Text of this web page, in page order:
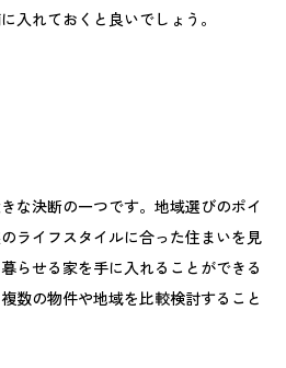
入れておくと良いでしょう。
な決断の一つです。地域選びのポイ
ライフスタイルに合った住まいを見
らせる家を手に入れることができる
数の物件や地域を比較検討すること